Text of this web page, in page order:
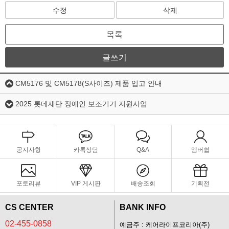
수정 삭제
목록
글쓰기
CM5176 및 CM5178(S사이즈) 제품 입고 안내
2025 롯데재단 장애인 보조기기 지원사업
공지사항 카톡상담 Q&A 멤버쉽
포토리뷰 VIP 게시판 배송조회 기획전
CS CENTER
02-455-0858
BANK INFO
예금주 : 케어라이프코리아(주)